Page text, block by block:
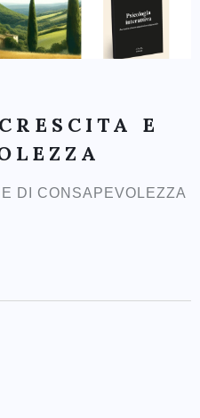
E
DI CONSAPEVOLEZZA